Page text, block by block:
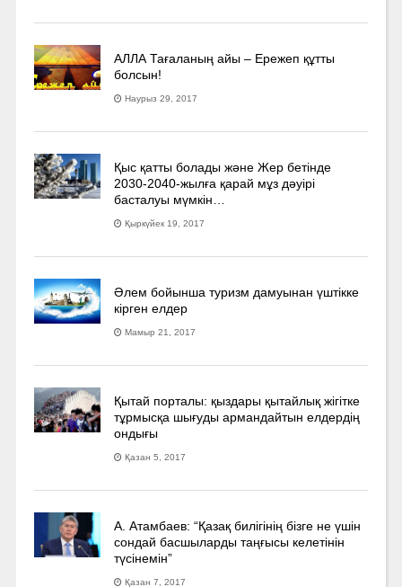
АЛЛА Тағаланың айы – Ережеп құтты
болсын!
Наурыз 29, 2017
Қыс қатты болады және Жер бетінде
2030-2040­-жылға қарай мұз дәуірі
басталуы мүмкін…
Қыркүйек 19, 2017
Әлем бойынша туризм дамуынан үштікке
кірген елдер
Мамыр 21, 2017
Қытай порталы: қыздары қытайлық жігітке
тұрмысқа шығуды армандайтын елдердің
ондығы
Қазан 5, 2017
А. Атамбаев: “Қазақ билігінің бізге не үшін
сондай басшыларды таңғысы келетінін
түсінемін”
Қазан 7, 2017